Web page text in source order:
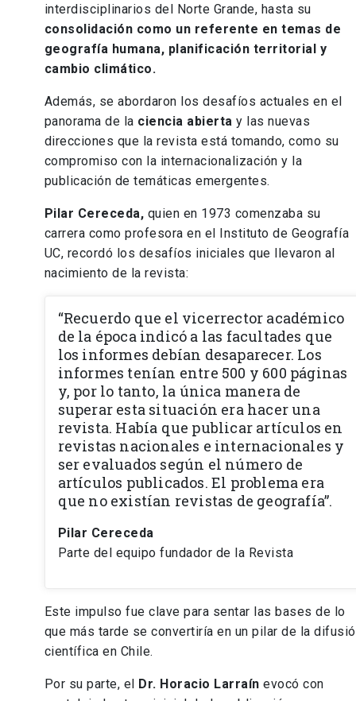
interdisciplinarios del Norte Grande, hasta su
consolidación como un referente en temas de
geografía humana, planificación territorial y
cambio climático.
Además, se abordaron los desafíos actuales en el
panorama de la ciencia abiertay las nuevas
direcciones que la revista está tomando, como su
compromiso con la internacionalización y la
publicación de temáticas emergentes.
Pilar Cereceda, quien en 1973 comenzaba su
carrera como profesora en el Instituto de Geografía
UC, recordó los desafíos iniciales que llevaron al
nacimiento de la revista:
“Recuerdo que el vicerrector académico
de la época indicó a las facultades que
los informes debían desaparecer. Los
informes tenían entre 500 y 600 páginas
y, por lo tanto, la única manera de
superar esta situación era hacer una
revista. Había que publicar artículos en
revistas nacionales e internacionales y
ser evaluados según el número de
artículos publicados. El problema era
que no existían revistas de geografía”.
Pilar Cereceda
Parte del equipo fundador de la Revista
Este impulso fue clave para sentar las bases de lo
que más tarde se convertiría en un pilar de la
científica en Chile.
Por su parte, el Dr. Horacio Larraín evocó con